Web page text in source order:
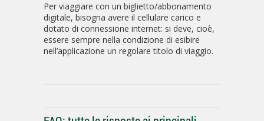
Per viaggiare con un biglietto/abbonamento
digitale, bisogna avere il cellulare carico e
dotato di connessione internet: si deve, cioè,
essere sempre nella condizione di esibire
nell’applicazione un regolare titolo di viaggio.